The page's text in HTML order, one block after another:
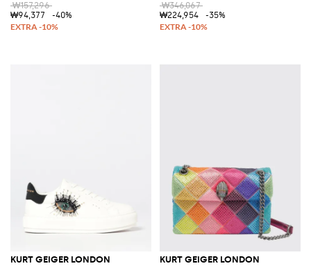
₩157,296
₩94,377
-40%
₩346,067
₩224,954
-35%
KURT GEIGER LONDON KURT GEIGER LONDON